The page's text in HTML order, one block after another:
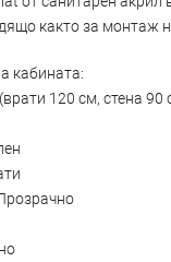
както за монтаж
кабината:
120 см, стена 90